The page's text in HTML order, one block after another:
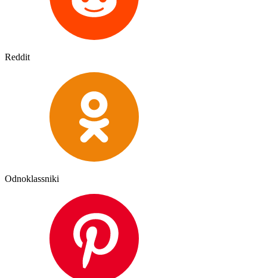
Reddit
Odnoklassniki